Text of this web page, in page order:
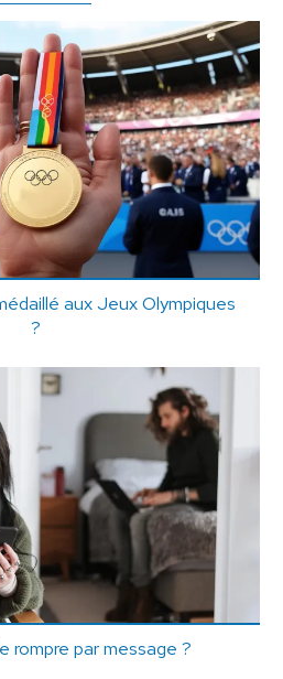
aux Jeux Olympiques
?
rompre par message ?